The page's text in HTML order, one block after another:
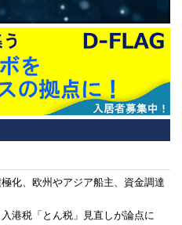
化、欧州やアジア船主、資金調達
港税「とん税」見直しが論点に